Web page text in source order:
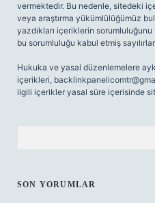
vermektedir. Bu nedenle, sitedeki
veya araştırma yükümlülüğümüz
yazdıkları içeriklerin
bu sorumluluğu kabul etmiş
Hukuka ve yasal düzenlemelere
içerikleri,
ilgili içerikler yasal süre içerisinde
SON YORUMLAR